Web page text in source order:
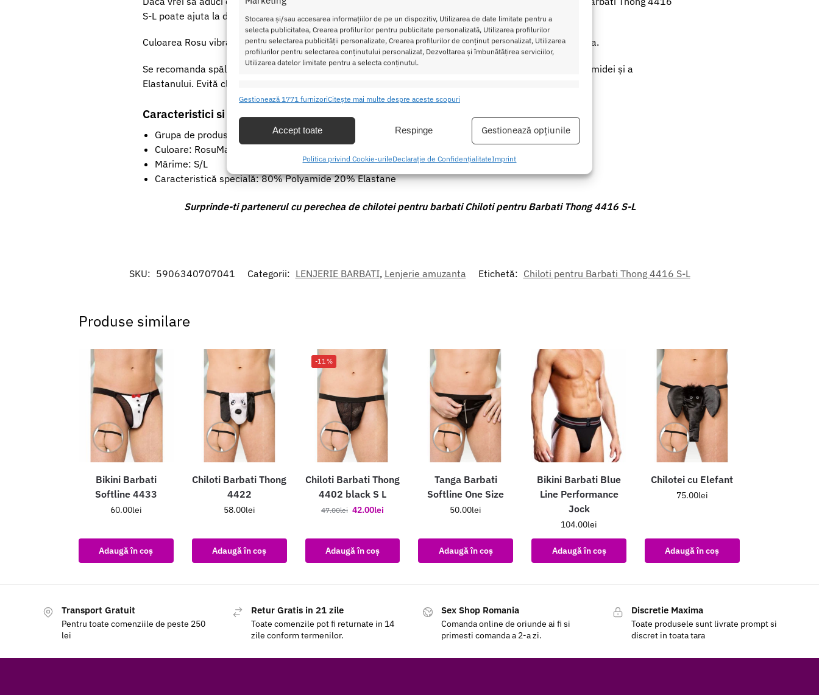
Stocarea și/sau accesarea informațiilor de pe un dispozitiv, Utilizarea de date limitate pentru a
selecta publicitatea, Crearea profilurilor pentru publicitate personalizată, Utilizarea profilurilor
pentru selectarea publicității personalizate, Crearea profilurilor de conținut personalizat, Utilizarea
profilurilor pentru selectarea conținutului personalizat, Dezvoltarea și îmbunătățirea serviciilor,
Utilizarea datelor limitate pentru a selecta conținutul.
dispozitive, Identificarea dispozitivelor pe baza informațiilor transmise automat.
baza informațiilor solicitate în mod activ.
erorilor, Furnizarea și prezentarea publicității și a conținutului,
Mereu activ
Gestionează 1771 furnizoriCitește mai multe despre aceste scopuri
Accept toate Respinge Gestionează opțiunile
Politica privind Cookie-urileDeclarație de ConfidențialitateImprint
S-L poate ajuta la destinderea atmosferei.
Culoarea Rosu vibrant și materialul elastic vor stimula seductia interioară și îți vor amplifica încrederea.
Se recomanda spălarea manuală sau la mașină la un program delicat pentru a menține calitatea Poliamidei și a
Elastanului. Evită clorul și uscătorul automat.
Caracteristici si Detalii Tehnice
Grupa de produse: Thong pentru bărbați
Culoare: RosuMaterial: Polyamide, Elastane
Mărime: S/L
Caracteristică specială: 80% Polyamide 20% Elastane
Surprinde-ti partenerul cu perechea de chilotei pentru barbati Chiloti pentru Barbati Thong 4416 S-L
SKU: 5906340707041 Categorii: LENJERIE BARBATI, Lenjerie amuzanta Etichetă: Chiloti pentru Barbati Thong 4416 S-L
Produse similare
Bikini Barbati
Softline 4433
60.00lei
Adaugă în coș
Chiloti Barbati Thong
4422
58.00lei
Adaugă în coș
-11%
Chiloti Barbati Thong
4402 black S L
47.00lei 42.00lei
Adaugă în coș
Tanga Barbati
Softline One Size
50.00lei
Adaugă în coș
Bikini Barbati Blue
Line Performance
Jock
104.00lei
Adaugă în coș
Chilotei cu Elefant
75.00lei
Adaugă în coș
Transport Gratuit
Pentru toate comenziile de peste 250
lei
Retur Gratis in 21 zile
Toate comenzile pot fi returnate in 14
zile conform termenilor.
Sex Shop Romania
Comanda online de oriunde ai fi si
primesti comanda a 2-a zi.
Discretie Maxima
Toate produsele sunt livrate prompt si
discret in toata tara